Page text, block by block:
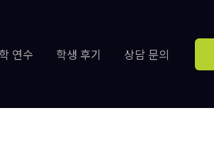
연수 학생 후기 상담 문의